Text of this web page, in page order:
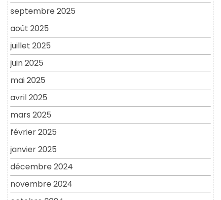
septembre 2025
août 2025
juillet 2025
juin 2025
mai 2025
avril 2025
mars 2025
février 2025
janvier 2025
décembre 2024
novembre 2024